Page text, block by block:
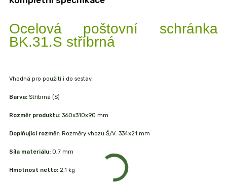
Ocelová poštovní schránka
BK.31.S stříbrná
Vhodná pro použití i do sestav.
Barva:Stříbrná (S)
Rozměr produktu:360x310x90 mm
Doplňující rozměr:Rozměry vhozu Š/V: 334x21 mm
Síla materiálu: 0,7 mm
Hmotnost netto:2,1 kg